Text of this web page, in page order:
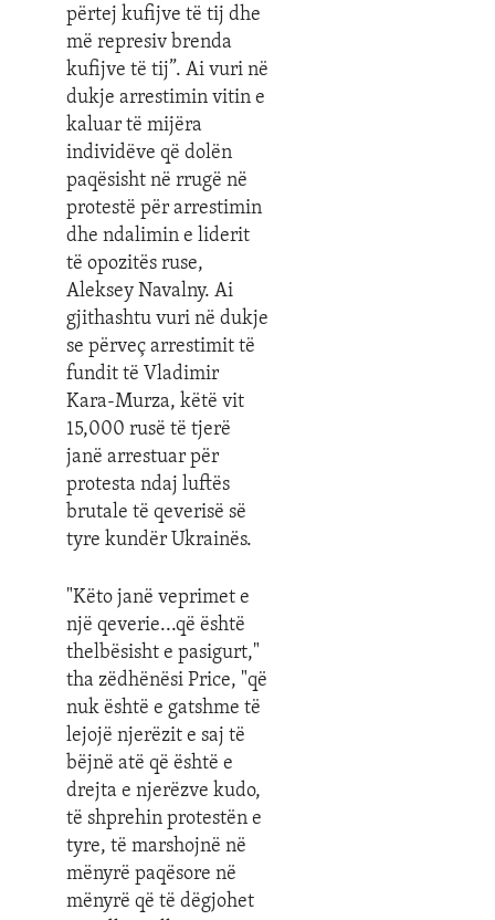
përtej kufijve të tij dhe
më represiv brenda
kufijve të tij”. Ai vuri në
dukje arrestimin vitin e
kaluar të mijëra
individëve që dolën
paqësisht në rrugë në
protestë për arrestimin
dhe ndalimin e liderit
të opozitës ruse,
Aleksey Navalny. Ai
gjithashtu vuri në dukje
se përveç arrestimit të
fundit të Vladimir
Kara-Murza, këtë vit
15,000 rusë të tjerë
janë arrestuar për
protesta ndaj luftës
brutale të qeverisë së
tyre kundër Ukrainës.
"Këto janë veprimet e
një qeverie...që është
thelbësisht e pasigurt,"
tha zëdhënësi Price, "që
nuk është e gatshme të
lejojë njerëzit e saj të
bëjnë atë që është e
drejta e njerëzve kudo,
të shprehin protestën e
tyre, të marshojnë në
mënyrë paqësore në
mënyrë që të dëgjohet